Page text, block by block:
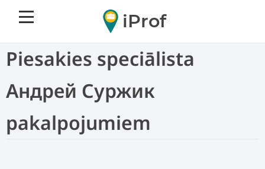
iProf
Piesakies speciālista
Андрей Суржик
pakalpojumiem